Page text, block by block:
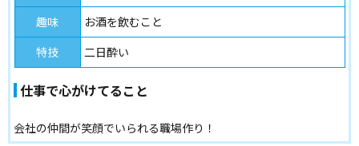
趣味
お酒を飲むこと
特技
二日酔い
仕事で心がけてること
会社の仲間が笑顔でいられる職場作り！